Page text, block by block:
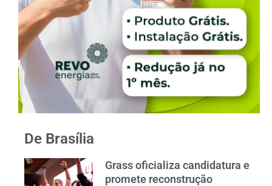
De Brasília
Grass oficializa candidatura e
promete reconstrução